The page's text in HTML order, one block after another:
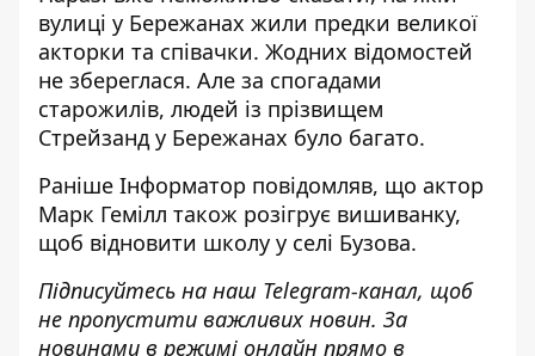
вулиці у Бережанах жили предки великої
акторки та співачки. Жодних відомостей
не збереглася. Але за спогадами
старожилів, людей із прізвищем
Стрейзанд у Бережанах було багато.
Раніше Інформатор повідомляв, що актор
Марк Гемілл також розігрує вишиванку,
щоб відновити школу у селі Бузова.
Підписуйтесь на наш Telegram-канал, щоб
не пропустити важливих новин. За
новинами в режимі онлайн прямо в